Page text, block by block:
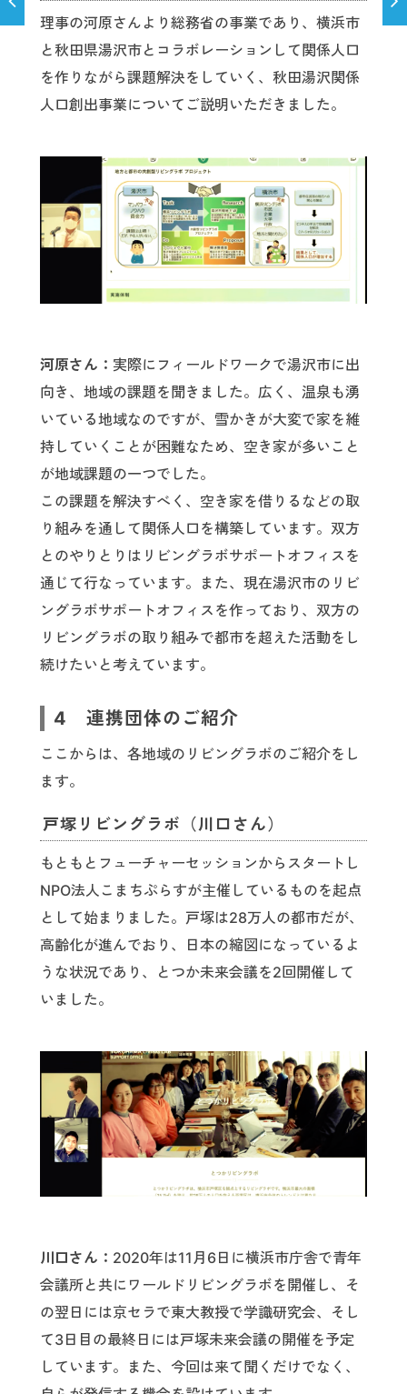
理事の河原さんより総務省の事業であり、横浜市
と秋田県湯沢市とコラボレーションして関係人口
を作りながら課題解決をしていく、秋田湯沢関係
人口創出事業についてご説明いただきました。
河原さん： 実際にフィールドワークで湯沢市に出
向き、地域の課題を聞きました。広く、温泉も湧
いている地域なのですが、雪かきが大変で家を維
持していくことが困難なため、空き家が多いこと
が地域課題の一つでした。
この課題を解決すべく、空き家を借りるなどの取
り組みを通して関係人口を構築しています。双方
とのやりとりはリビングラボサポートオフィスを
通じて行なっています。また、現在湯沢市のリビ
ングラボサポートオフィスを作っており、双方の
リビングラボの取り組みで都市を超えた活動をし
続けたいと考えています。
4 連携団体のご紹介
ここからは、各地域のリビングラボのご紹介をし
ます。
戸塚リビングラボ（川口さん）
もともとフューチャーセッションからスタートし
NPO法人こまちぷらすが主催しているものを起点
として始まりました。戸塚は28万人の都市だが、
高齢化が進んでおり、日本の縮図になっているよ
うな状況であり、とつか未来会議を2回開催して
いました。
川口さん： 2020年は11月6日に横浜市庁舎で青年
会議所と共にワールドリビングラボを開催し、そ
の翌日には京セラで東大教授で学識研究会、そし
て3日目の最終日には戸塚未来会議の開催を予定
しています。また、今回は来て聞くだけでなく、